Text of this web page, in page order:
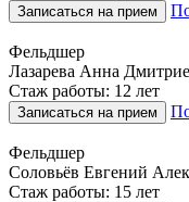
Записаться на прием
Фельдшер
Лазарева Анна
Стаж работы: 12 лет
Записаться на прием
Фельдшер
Соловьёв Евгений
Стаж работы: 15 лет